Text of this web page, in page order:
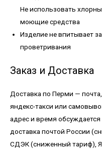
Не использовать
моющие средства
Изделие не впитывает
проветривания
Заказ и Доставка
Доставка по Перми —
яндекс-такси или
адрес и время
доставка почтой России
СДЭК (сниженный тариф),